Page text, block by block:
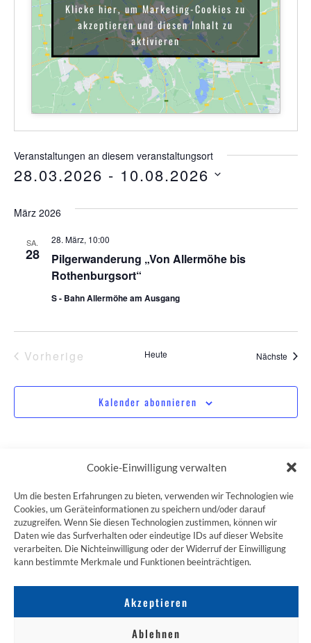
Cookie-Einwilligung verwalten
Um die besten Erfahrungen zu bieten, verwenden wir Technologien wie
Cookies, um Geräteinformationen zu speichern und/oder darauf
zuzugreifen. Wenn Sie diesen Technologien zustimmen, können wir
Daten wie das Surfverhalten oder eindeutige IDs auf dieser Website
verarbeiten. Die Nichteinwilligung oder der Widerruf der Einwilligung
kann bestimmte Merkmale und Funktionen beeinträchtigen.
Akzeptieren
Ablehnen
Klicke hier, um Marketing-Cookies zu
akzeptieren und diesen Inhalt zu
aktivieren
Veranstaltungen an diesem veranstaltungsort
28.03.2026 - 10.08.2026
März 2026
SA.
28
Pilgerwanderung „Von Allermöhe bis
Rothenburgsort“
28. März, 10:00
S - Bahn Allermöhe am Ausgang
Vorherige Veranstaltungen
Heute Nächste
Kalender abonnieren
ZUM JAKOBSWEG SHOP